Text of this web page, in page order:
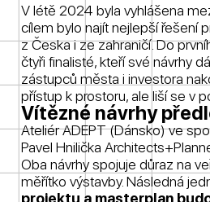
V létě 2024 byla vyhlášena
cílem bylo najít nejlepší řešení
z Česka i ze zahraničí. Do
čtyři finalisté, kteří své návrhy
zástupců města i investora
přístup k prostoru, ale liší se v
Vítězné návrhy
Ateliér ADEPT (Dánsko) ve
Pavel Hnilička
Oba návrhy spojuje důraz na
měřítko výstavby. Následná
projektu a masterplan